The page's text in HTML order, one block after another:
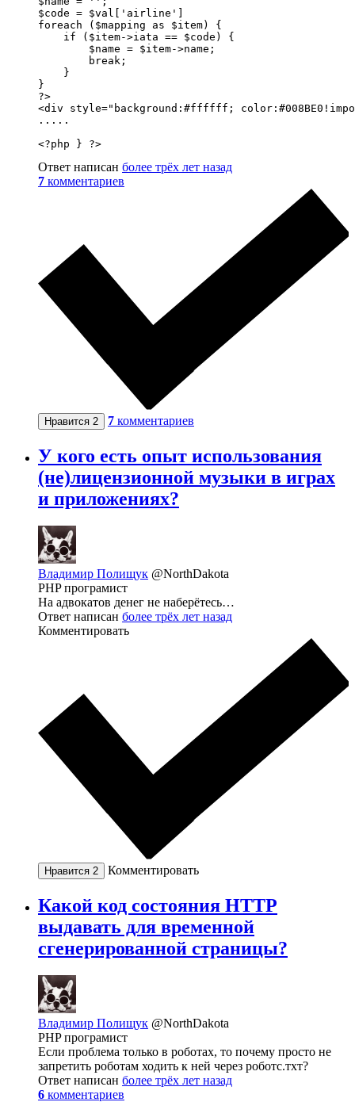
$code = $val['airline']
foreach ($mapping as $item) {
    if ($item->iata == $code) {
        $name = $item->name;
        break;
    }
}
?>
<div style="background:#ffffff;
.....
<?php } ?>
Ответ написан более трёх лет назад
7 комментариев
Нравится 2 7 комментариев
У кого есть опыт использования
(не)лицензионной музыки в играх
и приложениях?
Владимир Полищук @NorthDakota
PHP програмист
На адвокатов денег не наберётесь…
Ответ написан более трёх лет назад
Комментировать
Нравится 2 Комментировать
Какой код состояния HTTP
выдавать для временной
сгенерированной страницы?
Владимир Полищук @NorthDakota
PHP програмист
Если проблема только в роботах, то почему просто не
запретить роботам ходить к ней через роботс.тхт?
Ответ написан более трёх лет назад
6 комментариев